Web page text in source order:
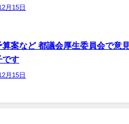
月15日
算案など 都議会厚生委員会で意
です
月15日